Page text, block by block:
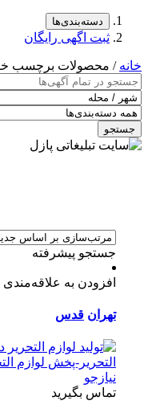
دسته‌بندی‌ها
ثبت اگهی رایگان
خانه / محصولات برچسب
جستجو
جستجو پیشرفته
افزودن به علاقه‌مندی
تهران قدس
تماس بگیرید